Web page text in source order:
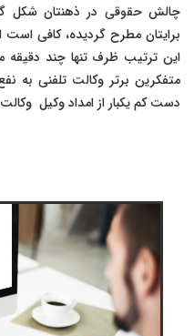
چالش حقوقی در ذهنتان شکل
برایتان مطرح گردیده، کافی
این ترتیب ظرف تنها چند دقیقه
متفکرین برتر وکالت تلفنی به
دست کم یکبار از امداد وکیل